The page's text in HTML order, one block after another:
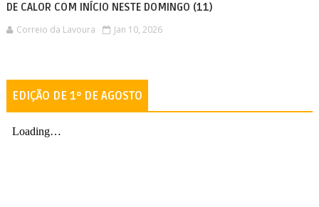
DE CALOR COM INÍCIO NESTE DOMINGO (11)
Correio da Lavoura Jan 10, 2026
EDIÇÃO DE 1º DE AGOSTO